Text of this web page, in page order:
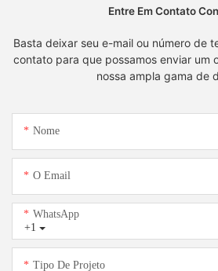
Entre Em Contato
Basta deixar seu e-mail ou número de
contato para que possamos enviar um
nossa ampla gama de
Nome
O Email
+1
WhatsApp
Tipo De Projeto